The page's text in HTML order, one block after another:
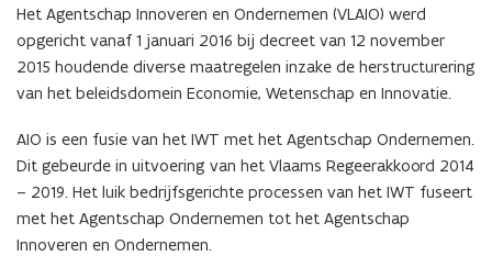
e
g
l
e
e
n
e
g
l
e
e
n
Het Agentschap Innoveren en Ondernemen (VLAIO) werd
opgericht vanaf 1 januari 2016 bij decreet van 12 november
2015 houdende diverse maatregelen inzake de herstructurering
van het beleidsdomein Economie, Wetenschap en Innovatie.
AIO is een fusie van het IWT met het Agentschap Ondernemen.
Dit gebeurde in uitvoering van het Vlaams Regeerakkoord 2014
– 2019. Het luik bedrijfsgerichte processen van het IWT fuseert
met het Agentschap Ondernemen tot het Agentschap
Innoveren en Ondernemen.